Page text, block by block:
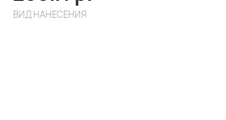
ВИД НАНЕСЕНИЯ